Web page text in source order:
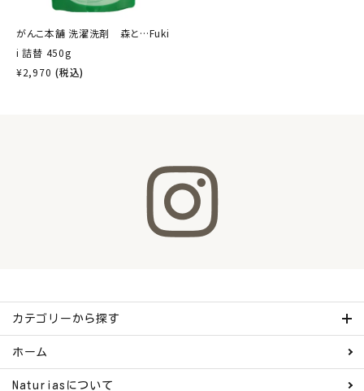
がんこ本舗 洗濯洗剤 森と…Fuki
i 詰替 450g
¥2,970 (税込)
カテゴリーから探す
ホーム
Naturiasについて